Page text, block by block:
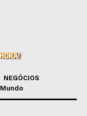
NEGÓCIOS
Mundo